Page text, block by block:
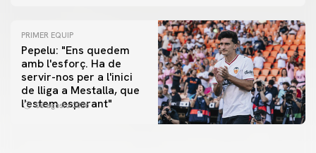
PRIMER EQUIP
Pepelu: "Ens quedem
amb l'esforç. Ha de
servir-nos per a l'inici
de lliga a Mestalla, que
l'estem esperant"
08 agosto 2026
PRIMER EQUIP
📸 #ValenciaNUFC
PRIMER EQUIP
MESTALLA 📍